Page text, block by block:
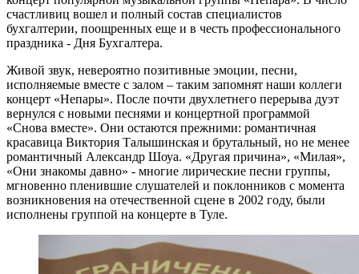
счастливиц вошел и полный состав специалистов
бухгалтерии, поощренных еще и в честь профессионального
праздника - Дня Бухгалтера.
Живой звук, невероятно позитивные эмоции, песни,
исполняемые вместе с залом – таким запомнят наши коллеги
концерт «Непары». После почти двухлетнего перерыва дуэт
вернулся с новыми песнями и концертной программой
«Снова вместе». Они остаются прежними: романтичная
красавица Виктория Талышинская и брутальный, но не менее
романтичный Александр Шоуа. «Другая причина», «Милая»,
«Они знакомы давно» - многие лирические песни группы,
мгновенно пленившие слушателей и поклонников с момента
возникновения на отечественной сцене в 2002 году, были
исполнены группой на концерте в Туле.